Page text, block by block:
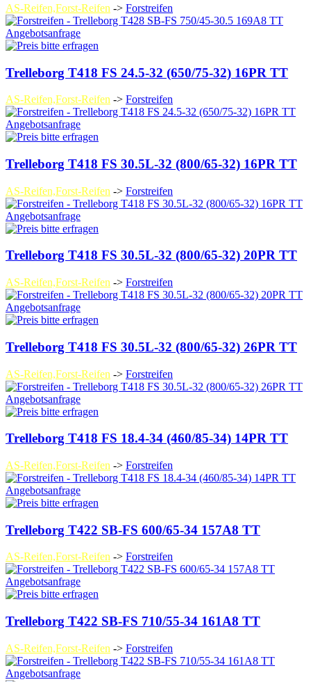
AS-Reifen,Forst-Reifen -> Forstreifen
Angebotsanfrage
Trelleborg T418 FS 24.5-32 (650/75-32) 16PR TT
AS-Reifen,Forst-Reifen -> Forstreifen
Angebotsanfrage
Trelleborg T418 FS 30.5L-32 (800/65-32) 16PR TT
AS-Reifen,Forst-Reifen -> Forstreifen
Angebotsanfrage
Trelleborg T418 FS 30.5L-32 (800/65-32) 20PR TT
AS-Reifen,Forst-Reifen -> Forstreifen
Angebotsanfrage
Trelleborg T418 FS 30.5L-32 (800/65-32) 26PR TT
AS-Reifen,Forst-Reifen -> Forstreifen
Angebotsanfrage
Trelleborg T418 FS 18.4-34 (460/85-34) 14PR TT
AS-Reifen,Forst-Reifen -> Forstreifen
Angebotsanfrage
Trelleborg T422 SB-FS 600/65-34 157A8 TT
AS-Reifen,Forst-Reifen -> Forstreifen
Angebotsanfrage
Trelleborg T422 SB-FS 710/55-34 161A8 TT
AS-Reifen,Forst-Reifen -> Forstreifen
Angebotsanfrage